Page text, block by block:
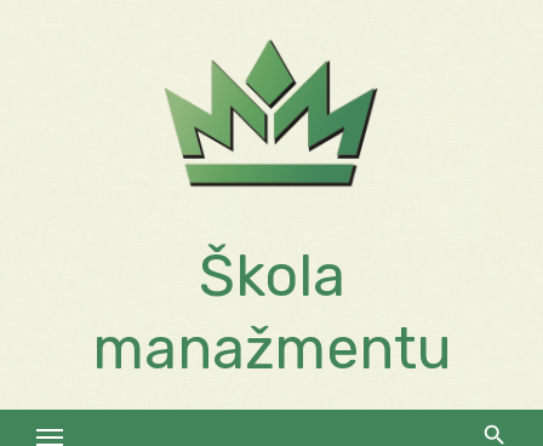
Škola
manažmentu